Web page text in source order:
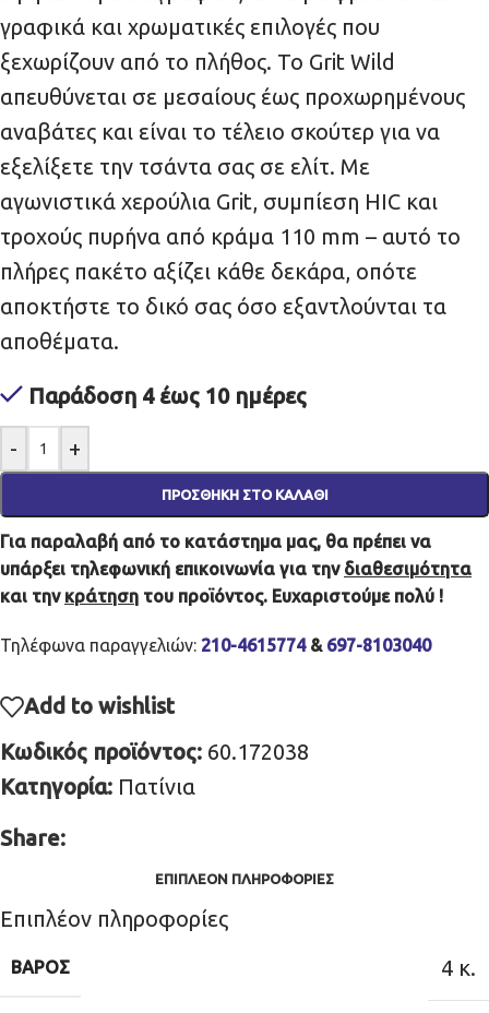
γραφικά και χρωματικές επιλογές που
ξεχωρίζουν από το πλήθος. Το Grit Wild
απευθύνεται σε μεσαίους έως προχωρημένους
αναβάτες και είναι το τέλειο σκούτερ για να
εξελίξετε την τσάντα σας σε ελίτ. Με
αγωνιστικά χερούλια Grit, συμπίεση HIC και
τροχούς πυρήνα από κράμα 110 mm – αυτό το
πλήρες πακέτο αξίζει κάθε δεκάρα, οπότε
αποκτήστε το δικό σας όσο εξαντλούνται τα
αποθέματα.
Παράδοση 4 έως 10 ημέρες
- +
ΠΡΟΣΘΉΚΗ ΣΤΟ ΚΑΛΆΘΙ
Για παραλαβή από το κατάστημα μας, θα πρέπει να
υπάρξει τηλεφωνική επικοινωνία για την διαθεσιμότητα
και την κράτηση του προϊόντος. Ευχαριστούμε πολύ !
Τηλέφωνα παραγγελιών: 210-4615774& 697-8103040
Add to wishlist
Κωδικός προϊόντος: 60.172038
Κατηγορία: Πατίνια
Share:
ΕΠΙΠΛΈΟΝ ΠΛΗΡΟΦΟΡΊΕΣ
Επιπλέον πληροφορίες
ΒΆΡΟΣ 4 κ.